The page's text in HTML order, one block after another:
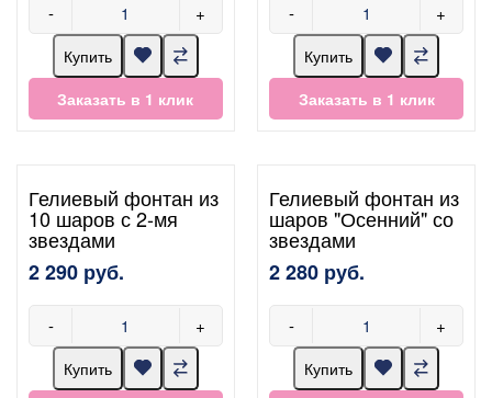
- +
Купить
Заказать в 1 клик
- +
Купить
Заказать в 1 клик
Гелиевый фонтан из
10 шаров с 2-мя
звездами
2 290 руб.
- +
Купить
Гелиевый фонтан из
шаров "Осенний" со
звездами
2 280 руб.
- +
Купить